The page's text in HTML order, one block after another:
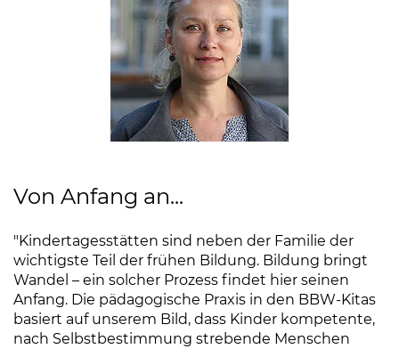
Von Anfang an...
"Kindertagesstätten sind neben der Familie der
wichtigste Teil der frühen Bildung. Bildung bringt
Wandel – ein solcher Prozess findet hier seinen
Anfang. Die pädagogische Praxis in den BBW-Kitas
basiert auf unserem Bild, dass Kinder kompetente,
nach Selbstbestimmung strebende Menschen